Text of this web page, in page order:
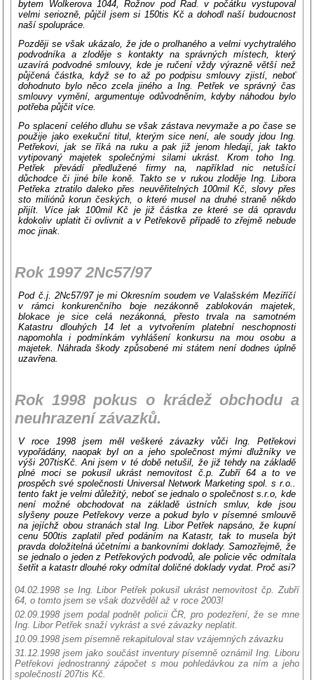
bytem Wolkerova 1044, Rožnov pod Rad. v počátku vystupoval
velmi seriozně, půjčil jsem si 150tis Kč a dohodl naší budoucnost
naší spolupráce.
Později se však ukázalo, že jde o prolhaného a velmi vychytralého
podvodníka a zloděje s kontakty na správných místech, který
uzavírá podvodné smlouvy, kde je ručení vždy výrazně větší než
půjčená částka, když se to až po podpisu smlouvy zjistí, neboť
dohodnuto bylo něco zcela jiného a Ing. Petřek ve správný čas
smlouvy vymění, argumentuje odůvodněním, kdyby náhodou bylo
potřeba půjčit více.
Po splacení celého dluhu se však zástava nevymaže a po čase se
použije jako exekuční titul, kterým sice není, ale soudy jdou Ing.
Petřekovi, jak se říká na ruku a pak již jenom hledají, jak takto
vytipovaný majetek společnými silami ukrást. Krom toho Ing.
Petřek převádí předlužené firmy na, například nic netušící
důchodce či jiné bíle koně. Takto se v rukou zloděje Ing. Libora
Petřeka ztratilo daleko přes neuvěřitelných 100mil Kč, slovy přes
sto miliónů korun českých, o které musel na druhé straně někdo
přijít. Více jak 100mil Kč je již částka ze které se dá opravdu
kdokoliv uplatit či ovlivnit a v Petřekově případě to zřejmě nebude
moc jinak.
Rok 1997 2Nc57/97
Pod č.j. 2Nc57/97 je mi Okresním soudem ve Valašském Meziříčí
v rámci konkurenčního boje nezákonně zablokován majetek,
blokace je sice celá nezákonná, přesto trvala na samotném
Katastru dlouhých 14 let a vytvořením platební neschopnosti
napomohla i podmínkám vyhlášení konkursu na mou osobu a
majetek. Náhrada škody způsobené mi státem není dodnes úplně
uzavřena.
Rok 1998 pokus o krádež obchodu a
neuhrazení závazků.
V roce 1998 jsem měl veškeré závazky vůči Ing. Petřekovi
vypořádány, naopak byl on a jeho společnost mými dlužníky ve
výši 207tisKč. Ani jsem v té době netušil, že již tehdy na základě
plné moci se pokusil ukrást nemovitost č.p. Zubří 64 a to ve
prospěch své společnosti Universal Network Marketing spol. s r.o..
tento fakt je velmi důležitý, neboť se jednalo o společnost s.r.o, kde
není možné obchodovat na základě ústních smluv, kde jsou
slyšeny pouze Petřekovy verze a pokud bylo v písemné smlouvě
na jejíchž obou stranách stal Ing. Libor Petřek napsáno, že kupní
cenu 500tis zaplatil před podáním na Katastr, tak to musela být
pravda doložitelná účetními a bankovními doklady. Samozřejmě, že
se jednalo o jeden z Petřekových podvodů, ale policie věc odmítala
šetřit a katastr dlouhé roky odmítal doličné doklady vydat. Proč asi?
04.02.1998 se Ing. Libor Petřek pokusil ukrást nemovitost čp. Zubří
64, o tomto jsem se však dozvěděl až v roce 2003!
02.09.1998 jsem podal podnět policii ČR, pro podezření, že se mne
Ing. Libor Petřek snaží vykrást a své závazky neplatit.
10.09.1998 jsem písemně rekapituloval stav vzájemných závazku
31.12.1998 jsem jako součást inventury písemně oznámil Ing. Liboru
Petřekovi jednostranný zápočet s mou pohledávkou za ním a jeho
společností 207tis Kč.